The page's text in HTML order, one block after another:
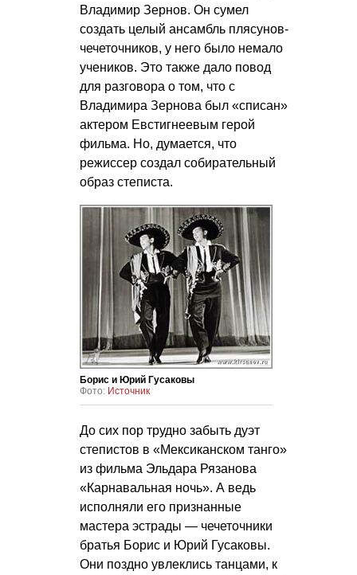
Владимир Зернов. Он сумел
создать целый ансамбль плясунов-
чечеточников, у него было немало
учеников. Это также дало повод
для разговора о том, что с
Владимира Зернова был «списан»
актером Евстигнеевым герой
фильма. Но, думается, что
режиссер создал собирательный
образ степиста.
Борис и Юрий Гусаковы
Фото: Источник
До сих пор трудно забыть дуэт
степистов в «Мексиканском танго»
из фильма Эльдара Рязанова
«Карнавальная ночь». А ведь
исполняли его признанные
мастера эстрады — чечеточники
братья Борис и Юрий Гусаковы.
Они поздно увлеклись танцами, к